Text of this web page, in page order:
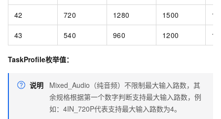
42 720 1280 1500 15
43 540 960 1200 15
TaskProfile枚举值：
说明
Mixed_Audio（纯音频）不限制最大输入路数，其
余规格根据第一个数字判断支持最大输入路数，例
如：4IN_720P代表支持最大输入路数为4。